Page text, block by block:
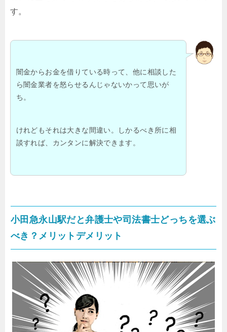
す。
闇金からお金を借りている時って、他に相談した
ら闇金業者を怒らせるんじゃないかって思いが
ち。
けれどもそれは大きな間違い。しかるべき所に相
談すれば、カンタンに解決できます。
小田急永山駅だと弁護士や司法書士どっちを選ぶ
べき？メリットデメリット